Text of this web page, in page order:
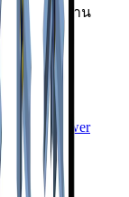
การสร้างฐาน
Viewer
อไม่?